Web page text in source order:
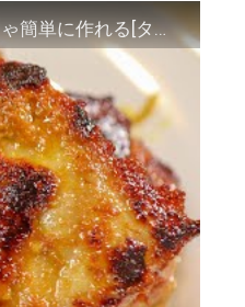
鶏肉買ったらまず候補に挙げたくなる程美味いのにめっちゃ簡単に作れる[タンドリーチキン]